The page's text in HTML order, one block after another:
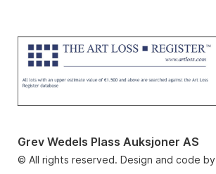
Grev Wedels Plass Auksjoner AS
© All rights reserved. Design and code by